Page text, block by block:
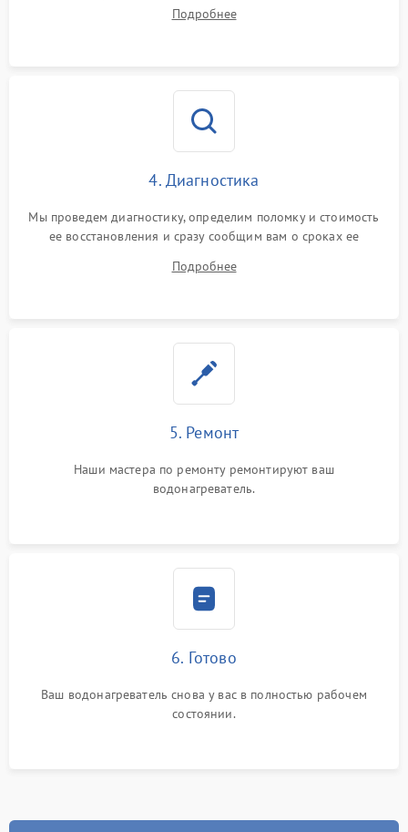
Подробнее
4. Диагностика
Мы проведем диагностику, определим поломку и стоимость
ее восстановления и сразу сообщим вам о сроках ее
Подробнее
5. Ремонт
Наши мастера по ремонту ремонтируют ваш
водонагреватель.
6. Готово
Ваш водонагреватель снова у вас в полностью рабочем
состоянии.